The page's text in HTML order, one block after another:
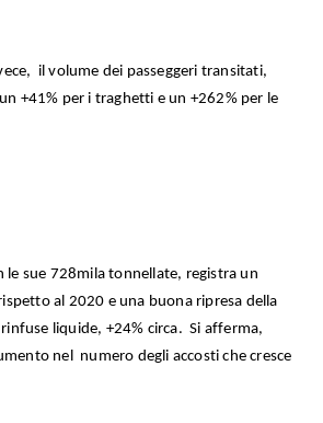
il volume dei passeggeri transitati,
+41% per i traghetti e un +262% per le
le sue 728mila tonnellate, registra un
al 2020 e una buona ripresa della
liquide, +24% circa. Si afferma,
nel numero degli accosti che cresce